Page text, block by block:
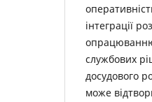
інтеграції
службових
досудового
може